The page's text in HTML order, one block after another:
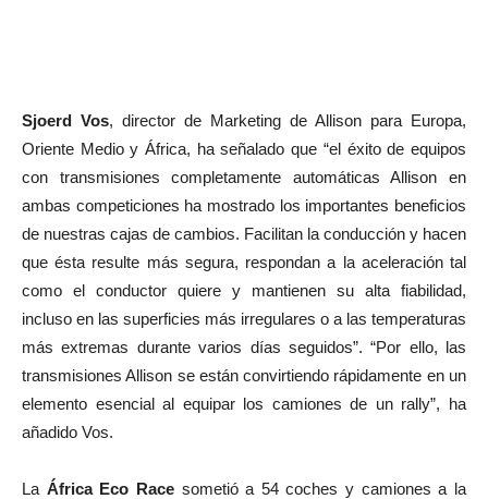
Sjoerd Vos, director de Marketing de Allison para Europa,
Oriente Medio y África, ha señalado que “el éxito de equipos
con transmisiones completamente automáticas Allison en
ambas competiciones ha mostrado los importantes beneficios
de nuestras cajas de cambios. Facilitan la conducción y hacen
que ésta resulte más segura, respondan a la aceleración tal
como el conductor quiere y mantienen su alta fiabilidad,
incluso en las superficies más irregulares o a las temperaturas
más extremas durante varios días seguidos”. “Por ello, las
transmisiones Allison se están convirtiendo rápidamente en un
elemento esencial al equipar los camiones de un rally”, ha
añadido Vos.
La África Eco Racesometió a 54 coches y camiones a la